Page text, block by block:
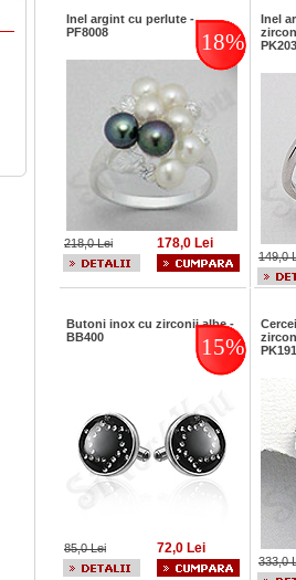
Inel argint cu perlute -
PF8008
18%
218,0 Lei 178,0 Lei
Inel
149,0
Butoni inox cu zirconii albe -
BB400
15%
85,0 Lei 72,0 Lei
333,0